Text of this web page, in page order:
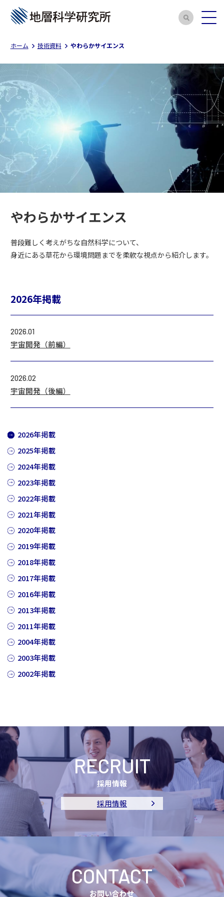
ホーム 技術資料 やわらかサイエンス
やわらかサイエンス
普段難しく考えがちな自然科学について、
身近にある草花から環境問題までを柔軟な視点から紹介します。
2026年掲載
2025年掲載
2024年掲載
2023年掲載
2022年掲載
2021年掲載
2020年掲載
2019年掲載
2018年掲載
2017年掲載
2016年掲載
2013年掲載
2011年掲載
2004年掲載
2003年掲載
2002年掲載
2026年掲載
2026.01
宇宙開発（前編）
2026.02
宇宙開発（後編）
RECRUIT
採用情報
採用情報
CONTACT
お問い合わせ